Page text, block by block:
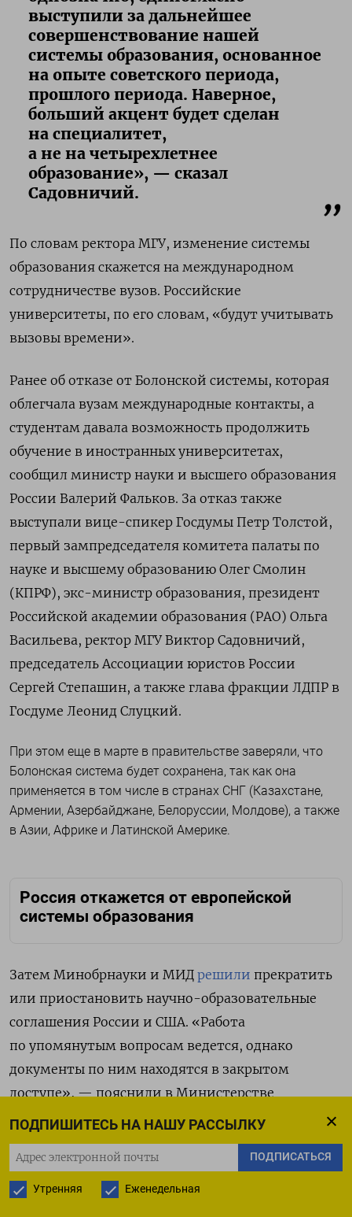
ПОДПИШИТЕСЬ НА НАШУ РАССЫЛКУ
ПОДПИСАТЬСЯ
Утренняя Еженедельная
выступили за дальнейшее
совершенствование нашей
системы образования, основанное
на опыте советского периода,
прошлого периода. Наверное,
больший акцент будет сделан
на специалитет,
а не на четырехлетнее
образование», — сказал
Садовничий.
По словам ректора МГУ, изменение системы
образования скажется на международном
сотрудничестве вузов. Российские
университеты, по его словам, «будут учитывать
вызовы времени».
Ранее об отказе от Болонской системы, которая
облегчала вузам международные контакты, а
студентам давала возможность продолжить
обучение в иностранных университетах,
сообщил министр науки и высшего образования
России Валерий Фальков. За отказ также
выступали вице-спикер Госдумы Петр Толстой,
первый зампредседателя комитета палаты по
науке и высшему образованию Олег Смолин
(КПРФ), экс-министр образования, президент
Российской академии образования (РАО) Ольга
Васильева, ректор МГУ Виктор Садовничий,
председатель Ассоциации юристов России
Сергей Степашин, а также глава фракции ЛДПР в
Госдуме Леонид Слуцкий.
При этом еще в марте в правительстве заверяли, что
Болонская система будет сохранена, так как она
применяется в том числе в странах СНГ (Казахстане,
Армении, Азербайджане, Белоруссии, Молдове), а также
в Азии, Африке и Латинской Америке.
Россия откажется от европейской
системы образования
Затем Минобрнауки и МИД решили прекратить
или приостановить научно-образовательные
соглашения России и США. «Работа
по упомянутым вопросам ведется, однако
документы по ним находятся в закрытом
доступе», — пояснили в Министерстве
образования.
Кроме того,Минобрнауки рекомендоваловузам
остановить обмен студентами с Европой